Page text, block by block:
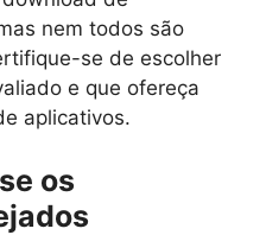
nem todos são
se de escolher
e que ofereça
aplicativos.
os